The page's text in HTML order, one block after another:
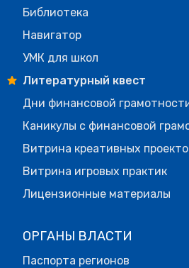
Библиотека
Навигатор
УМК для школ
Литературный квест
Дни финансовой
Каникулы с финансовой
Витрина креативных
Витрина игровых практик
Лицензионные материалы
ОРГАНЫ ВЛАСТИ
Паспорта регионов